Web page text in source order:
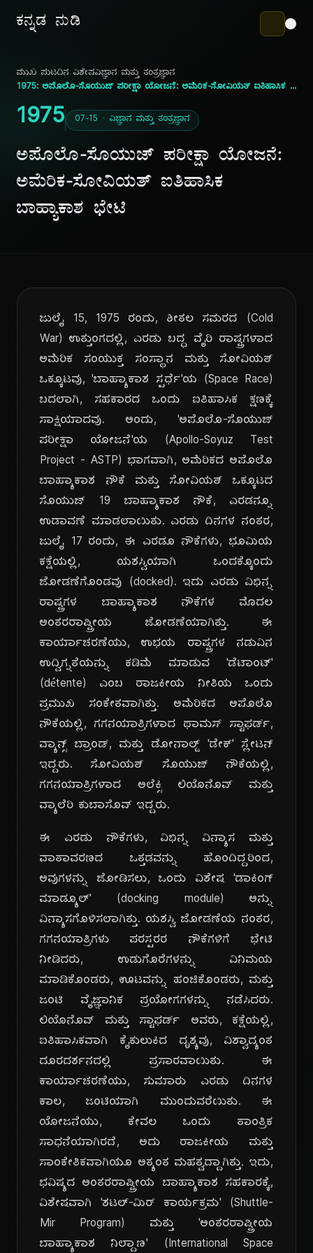
ಕನ್ನಡ ನುಡಿ
ಮುಖ ಪುಟದಿನ ವಿಶೇಷವಿಜ್ಞಾನ ಮತ್ತು ತಂತ್ರಜ್ಞಾನ
1975: ಅಪೊಲೊ-ಸೊಯುಜ್ ಪರೀಕ್ಷಾ ಯೋಜನೆ: ಅಮೆರಿಕ-ಸೋವಿಯತ್ ಐತಿಹಾಸಿಕ ಬಾಹ್ಯಾಕಾಶ ಭೇಟಿ
1975 07-15 · ವಿಜ್ಞಾನ ಮತ್ತು ತಂತ್ರಜ್ಞಾನ
ಅಪೊಲೊ-ಸೊಯುಜ್ ಪರೀಕ್ಷಾ ಯೋಜನೆ:
ಅಮೆರಿಕ-ಸೋವಿಯತ್ ಐತಿಹಾಸಿಕ
ಬಾಹ್ಯಾಕಾಶ ಭೇಟಿ
ಜುಲೈ 15, 1975 ರಂದು, ಶೀತಲ ಸಮರದ (Cold
War) ಉತ್ತುಂಗದಲ್ಲಿ, ಎರಡು ಬದ್ಧ ವೈರಿ ರಾಷ್ಟ್ರಗಳಾದ
ಅಮೆರಿಕ ಸಂಯುಕ್ತ ಸಂಸ್ಥಾನ ಮತ್ತು ಸೋವಿಯತ್
ಒಕ್ಕೂಟವು, 'ಬಾಹ್ಯಾಕಾಶ ಸ್ಪರ್ಧೆ'ಯ (Space Race)
ಬದಲಾಗಿ, ಸಹಕಾರದ ಒಂದು ಐತಿಹಾಸಿಕ ಕ್ಷಣಕ್ಕೆ
ಸಾಕ್ಷಿಯಾದವು. ಅಂದು, 'ಅಪೊಲೊ-ಸೊಯುಜ್
ಪರೀಕ್ಷಾ ಯೋಜನೆ'ಯ (Apollo-Soyuz Test
Project - ASTP) ಭಾಗವಾಗಿ, ಅಮೆರಿಕದ ಅಪೊಲೊ
ಬಾಹ್ಯಾಕಾಶ ನೌಕೆ ಮತ್ತು ಸೋವಿಯತ್ ಒಕ್ಕೂಟದ
ಸೊಯುಜ್ 19 ಬಾಹ್ಯಾಕಾಶ ನೌಕೆ, ಎರಡನ್ನೂ
ಉಡಾವಣೆ ಮಾಡಲಾಯಿತು. ಎರಡು ದಿನಗಳ ನಂತರ,
ಜುಲೈ 17 ರಂದು, ಈ ಎರಡೂ ನೌಕೆಗಳು, ಭೂಮಿಯ
ಕಕ್ಷೆಯಲ್ಲಿ, ಯಶಸ್ವಿಯಾಗಿ ಒಂದಕ್ಕೊಂದು
ಜೋಡಣೆಗೊಂಡವು (docked). ಇದು ಎರಡು ವಿಭಿನ್ನ
ರಾಷ್ಟ್ರಗಳ ಬಾಹ್ಯಾಕಾಶ ನೌಕೆಗಳ ಮೊದಲ
ಅಂತರರಾಷ್ಟ್ರೀಯ ಜೋಡಣೆಯಾಗಿತ್ತು. ಈ
ಕಾರ್ಯಾಚರಣೆಯು, ಉಭಯ ರಾಷ್ಟ್ರಗಳ ನಡುವಿನ
ಉದ್ವಿಗ್ನತೆಯನ್ನು ಕಡಿಮೆ ಮಾಡುವ 'ಡೆಟಾಂಟ್'
(détente) ಎಂಬ ರಾಜಕೀಯ ನೀತಿಯ ಒಂದು
ಪ್ರಮುಖ ಸಂಕೇತವಾಗಿತ್ತು. ಅಮೆರಿಕದ ಅಪೊಲೊ
ನೌಕೆಯಲ್ಲಿ, ಗಗನಯಾತ್ರಿಗಳಾದ ಥಾಮಸ್ ಸ್ಟಾಫರ್ಡ್,
ವ್ಯಾನ್ಸ್ ಬ್ರಾಂಡ್, ಮತ್ತು ಡೋನಾಲ್ಡ್ 'ಡೇಕ್' ಸ್ಲೇಟನ್
ಇದ್ದರು. ಸೋವಿಯತ್ ಸೊಯುಜ್ ನೌಕೆಯಲ್ಲಿ,
ಗಗನಯಾತ್ರಿಗಳಾದ ಅಲೆಕ್ಸಿ ಲಿಯೊನೊವ್ ಮತ್ತು
ವ್ಯಾಲೆರಿ ಕುಬಾಸೊವ್ ಇದ್ದರು.
ಈ ಎರಡು ನೌಕೆಗಳು, ವಿಭಿನ್ನ ವಿನ್ಯಾಸ ಮತ್ತು
ವಾತಾವರಣದ ಒತ್ತಡವನ್ನು ಹೊಂದಿದ್ದರಿಂದ,
ಅವುಗಳನ್ನು ಜೋಡಿಸಲು, ಒಂದು ವಿಶೇಷ 'ಡಾಕಿಂಗ್
ಮಾಡ್ಯೂಲ್' (docking module) ಅನ್ನು
ವಿನ್ಯಾಸಗೊಳಿಸಲಾಗಿತ್ತು. ಯಶಸ್ವಿ ಜೋಡಣೆಯ ನಂತರ,
ಗಗನಯಾತ್ರಿಗಳು ಪರಸ್ಪರರ ನೌಕೆಗಳಿಗೆ ಭೇಟಿ
ನೀಡಿದರು, ಉಡುಗೊರೆಗಳನ್ನು ವಿನಿಮಯ
ಮಾಡಿಕೊಂಡರು, ಊಟವನ್ನು ಹಂಚಿಕೊಂಡರು, ಮತ್ತು
ಜಂಟಿ ವೈಜ್ಞಾನಿಕ ಪ್ರಯೋಗಗಳನ್ನು ನಡೆಸಿದರು.
ಲಿಯೊನೊವ್ ಮತ್ತು ಸ್ಟಾಫರ್ಡ್ ಅವರು, ಕಕ್ಷೆಯಲ್ಲಿ,
ಐತಿಹಾಸಿಕವಾಗಿ ಕೈಕುಲುಕಿದ ದೃಶ್ಯವು, ವಿಶ್ವಾದ್ಯಂತ
ದೂರದರ್ಶನದಲ್ಲಿ ಪ್ರಸಾರವಾಯಿತು. ಈ
ಕಾರ್ಯಾಚರಣೆಯು, ಸುಮಾರು ಎರಡು ದಿನಗಳ
ಕಾಲ, ಜಂಟಿಯಾಗಿ ಮುಂದುವರೆಯಿತು. ಈ
ಯೋಜನೆಯು, ಕೇವಲ ಒಂದು ತಾಂತ್ರಿಕ
ಸಾಧನೆಯಾಗಿರದೆ, ಅದು ರಾಜಕೀಯ ಮತ್ತು
ಸಾಂಕೇತಿಕವಾಗಿಯೂ ಅತ್ಯಂತ ಮಹತ್ವದ್ದಾಗಿತ್ತು. ಇದು,
ಭವಿಷ್ಯದ ಅಂತರರಾಷ್ಟ್ರೀಯ ಬಾಹ್ಯಾಕಾಶ ಸಹಕಾರಕ್ಕೆ,
ವಿಶೇಷವಾಗಿ 'ಶಟಲ್-ಮಿರ್ ಕಾರ್ಯಕ್ರಮ' (Shuttle-
Mir Program) ಮತ್ತು 'ಅಂತರರಾಷ್ಟ್ರೀಯ
ಬಾಹ್ಯಾಕಾಶ ನಿಲ್ದಾಣ' (International Space